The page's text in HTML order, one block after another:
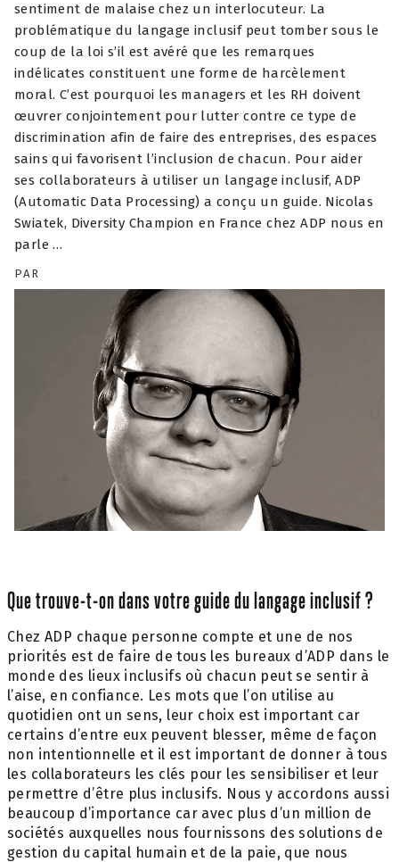
sentiment de malaise chez un interlocuteur. La
problématique du langage inclusif peut tomber sous le
coup de la loi s’il est avéré que les remarques
indélicates constituent une forme de harcèlement
moral. C’est pourquoi les managers et les RH doivent
œuvrer conjointement pour lutter contre ce type de
discrimination afin de faire des entreprises, des espaces
sains qui favorisent l’inclusion de chacun. Pour aider
ses collaborateurs à utiliser un langage inclusif, ADP
(Automatic Data Processing) a conçu un guide. Nicolas
Swiatek, Diversity Champion en France chez ADP nous en
parle …
PAR
Que trouve-t-on dans votre guide du langage inclusif ?
Chez ADP chaque personne compte et une de nos
priorités est de faire de tous les bureaux d’ADP dans le
monde des lieux inclusifs où chacun peut se sentir à
l’aise, en confiance. Les mots que l’on utilise au
quotidien ont un sens, leur choix est important car
certains d’entre eux peuvent blesser, même de façon
non intentionnelle et il est important de donner à tous
les collaborateurs les clés pour les sensibiliser et leur
permettre d’être plus inclusifs. Nous y accordons aussi
beaucoup d’importance car avec plus d’un million de
sociétés auxquelles nous fournissons des solutions de
gestion du capital humain et de la paie, que nous